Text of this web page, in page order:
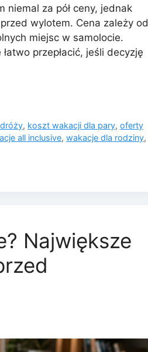
niemal za pół ceny, jednak
wylotem. Cena zależy od
miejsc w samolocie.
przepłacić, jeśli decyzję
, koszt wakacji dla pary,oferty
all inclusive, wakacje dla rodziny,
Największe